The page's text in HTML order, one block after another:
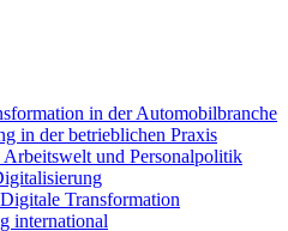
in der Automobilbranche
in der betrieblichen Praxis
und Personalpolitik
Transformation
international